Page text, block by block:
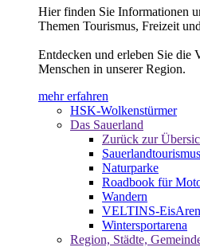
Hier finden Sie Informationen
Themen Tourismus, Freizeit
Entdecken und erleben Sie
Menschen in unserer Region.
mehr erfahren
HSK-Wolkenstürmer
Das Sauerland
Zurück zur
Sauerlandtourismus
Naturparke
Roadbook für
Wandern
VELTINS-
Wintersportarena
Region, Städte,